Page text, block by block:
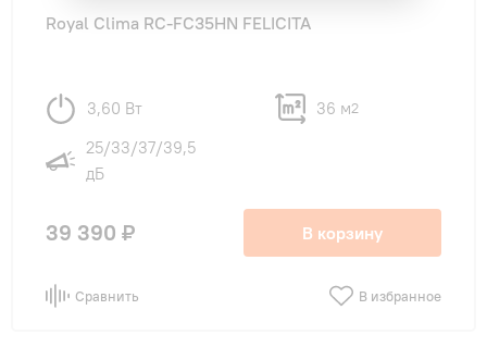
Royal Clima RC-FC35HN FELICITA
3,60 Вт 36 м2
25/33/37/39,5
дБ
39 390 ₽ В корзину
Сравнить В избранное